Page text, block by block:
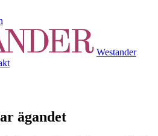
Westander
ägandet